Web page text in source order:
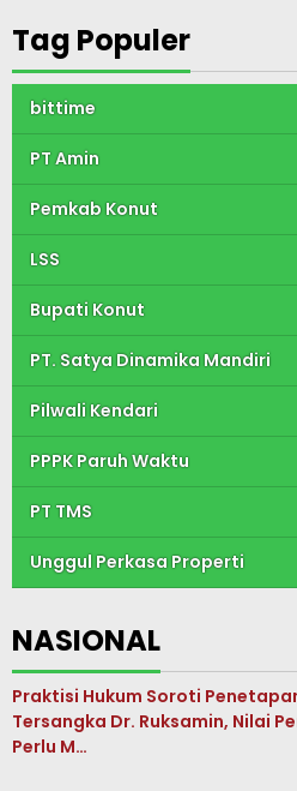
Tag Populer
bittime
PT Amin
Pemkab Konut
LSS
Bupati Konut
PT. Satya Dinamika Mandiri
Pilwali Kendari
PPPK Paruh Waktu
PT TMS
Unggul Perkasa Properti
NASIONAL
Praktisi Hukum Soroti
Tersangka Dr. Ruksamin, Nilai
Perlu M…